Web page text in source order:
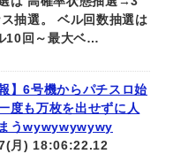
抽選。 ベル回数抽選は
10回～最大ベ…
】6号機からパチスロ始
度も万枚を出せずに人
うwywywywywy
月) 18:06:22.12